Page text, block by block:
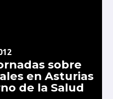
sobre
en Asturias
de la Salud